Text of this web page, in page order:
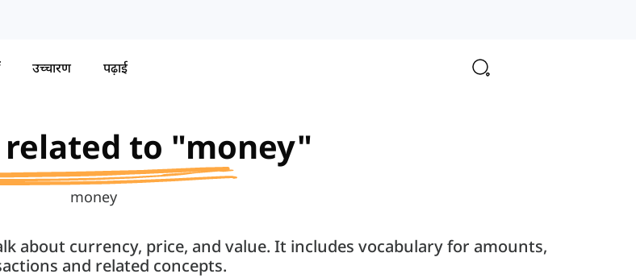
उच्चारण पढ़ाई
to "money"
money
about currency, price, and value. It includes vocabulary for amounts,
and related concepts.